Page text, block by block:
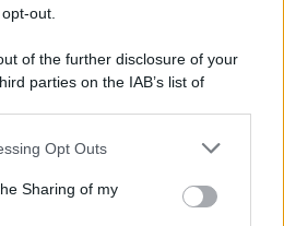
out.
of the further disclosure of your
parties on the IAB’s list of
be disclosed by us to third parties
Opt Outs
Sharing of my
PRIVACY